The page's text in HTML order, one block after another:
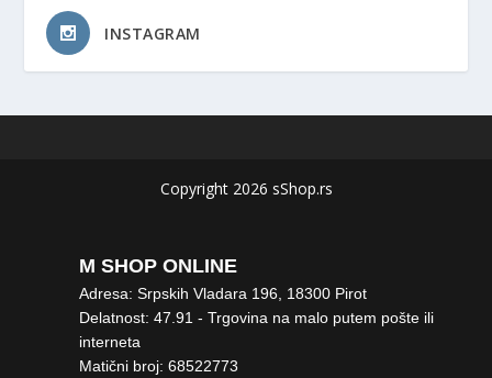
INSTAGRAM
Copyright 2026 sShop.rs
M SHOP ONLINE
Adresa: Srpskih Vladara 196, 18300 Pirot
Delatnost: 47.91 - Trgovina na malo putem pošte ili
interneta
Matični broj: 68522773